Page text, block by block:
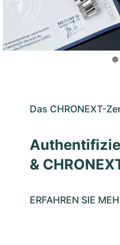
Das CHRONEXT-
&
ERFAHREN SIE